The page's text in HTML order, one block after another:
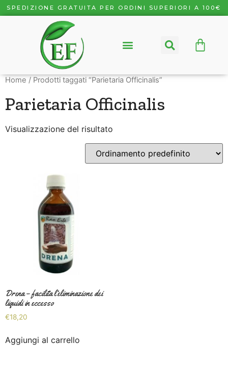
SPEDIZIONE GRATUITA PER ORDINI SUPERIORI A 100€
Home / Prodotti taggati “Parietaria Officinalis”
Parietaria Officinalis
Visualizzazione del risultato
Drena – facilita l’eliminazione dei
liquidi in eccesso
€18,20
Aggiungi al carrello